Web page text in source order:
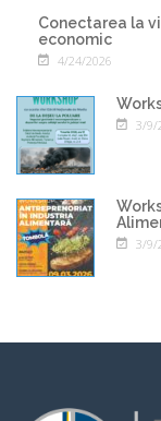
Conectarea la
economic
4/24/2026
3/9/
3/9/